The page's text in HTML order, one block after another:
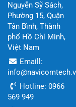
Nguyễn Sỹ Sách,
Phường 15, Quận
Tân Bình, Thành
phố Hồ Chí Minh,
Việt Nam
Emaill:
Hotline: 0966
569 949